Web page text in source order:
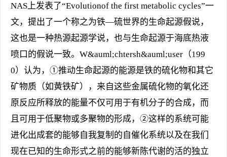
NAS上发表了“Evolutionof the first metabolic cycles”一
文，提出了一个称之为铁—硫世界的生命起源假说，
这也是一种热源起源学说，也与生命起源于海底热液
喷口的假说一致。W&auml;chtersh&auml;user（199
0）认为，①推动生命起源的能源是铁的硫化物和其它
矿物质（如黄铁矿），来自这些金属硫化物的氧化还
原反应所释放的能量不仅可用于有机分子的合成，而
且可用于低聚物或多聚物的形成，②这样的系统可能
进化出成套的能够自我复制的自催化系统以及在我们
现在已知的生命形式之前的能够新陈代谢的活的独立